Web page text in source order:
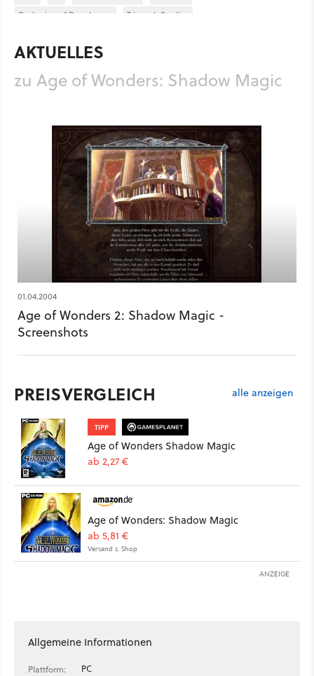
Gathering of Developers
Triumph Studios
AKTUELLES
zu Age of Wonders: Shadow Magic
01.04.2004
Age of Wonders 2: Shadow Magic -
Screenshots
PREISVERGLEICH alle anzeigen
TIPP
Age of Wonders Shadow Magic
ab 2,27 €
Age of Wonders: Shadow Magic
ab 5,81 €
Versand s. Shop
ANZEIGE
Allgemeine Informationen
Plattform:
PC